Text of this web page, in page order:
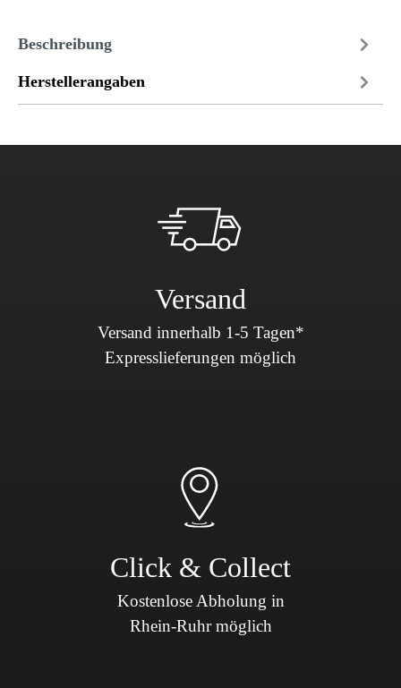
Beschreibung
Herstellerangaben
Versand
Versand innerhalb 1-5 Tagen*
Expresslieferungen möglich
Click & Collect
Kostenlose Abholung in
Rhein-Ruhr möglich